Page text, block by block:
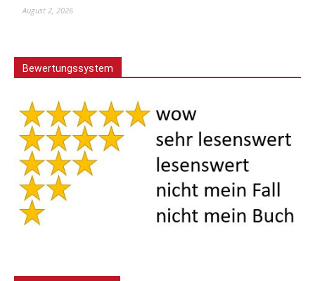
August 2, 2026
Bewertungssystem